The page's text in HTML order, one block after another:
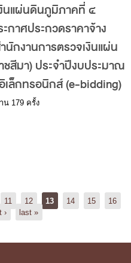
นแผ่นดินภูมิภาคที่ ๔
กาศประกวดราคาจ้าง
นักงานการตรวจเงินแผ่น
สีมา) ประจำปีงบประมาณ
ล็กทรอนิกส์ (e-bidding)
น 179 ครั้ง
11 12 13 14 15
16
› last »